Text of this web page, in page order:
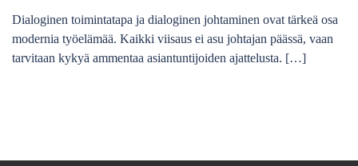
Dialoginen toimintatapa ja dialoginen johtaminen ovat tärkeä osa
modernia työelämää. Kaikki viisaus ei asu johtajan päässä, vaan
tarvitaan kykyä ammentaa asiantuntijoiden ajattelusta. […]